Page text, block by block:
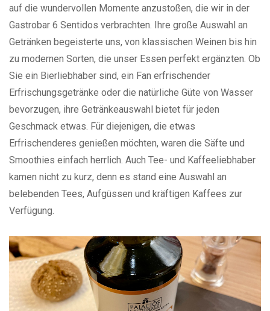
auf die wundervollen Momente anzustoßen, die wir in der
Gastrobar 6 Sentidos verbrachten. Ihre große Auswahl an
Getränken begeisterte uns, von klassischen Weinen bis hin
zu modernen Sorten, die unser Essen perfekt ergänzten. Ob
Sie ein Bierliebhaber sind, ein Fan erfrischender
Erfrischungsgetränke oder die natürliche Güte von Wasser
bevorzugen, ihre Getränkeauswahl bietet für jeden
Geschmack etwas. Für diejenigen, die etwas
Erfrischenderes genießen möchten, waren die Säfte und
Smoothies einfach herrlich. Auch Tee- und Kaffeeliebhaber
kamen nicht zu kurz, denn es stand eine Auswahl an
belebenden Tees, Aufgüssen und kräftigen Kaffees zur
Verfügung.